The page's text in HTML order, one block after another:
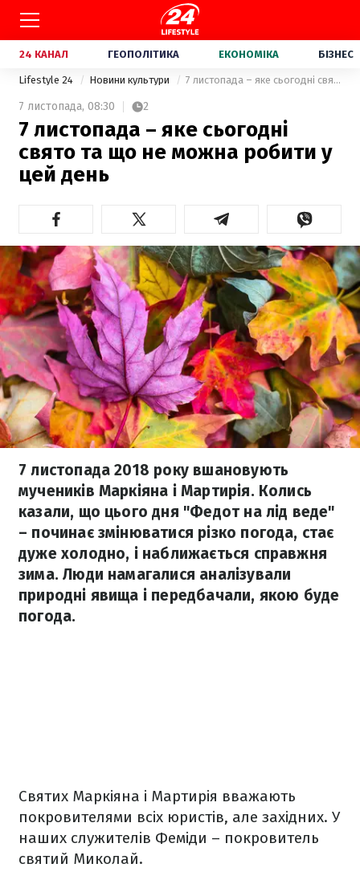
24 КАНАЛ ГЕОПОЛІТИКА ЕКОНОМІКА БІЗНЕС
Lifestyle 24 Новини культури 7 листопада – яке сьогодні свято та що не можна робити у цей день
7 листопада, 08:30 2
7 листопада – яке сьогодні
свято та що не можна робити у
цей день
7 листопада 2018 року вшановують
мучеників Маркіяна і Мартирія. Колись
казали, що цього дня "Федот на лід веде"
– починає змінюватися різко погода, стає
дуже холодно, і наближається справжня
зима. Люди намагалися аналізували
природні явища і передбачали, якою буде
погода.
Святих Маркіяна і Мартирія вважають
покровителями всіх юристів, але західних. У
наших служителів Феміди – покровитель
святий Миколай.